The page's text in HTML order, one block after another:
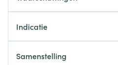
Indicatie
Samenstelling